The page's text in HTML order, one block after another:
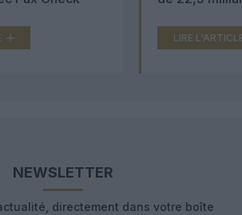
LIRE
NEWSLETTER
directement dans votre boîte